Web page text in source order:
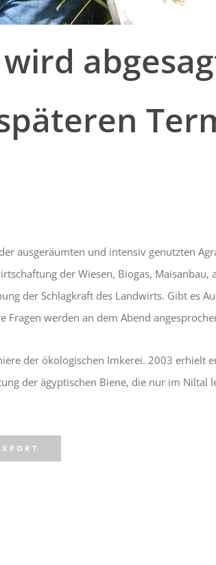
ausgeräumten und intensiv genutzten
der Wiesen, Biogas,
der Schlagkraft des Landwirts. Gibt es
Fragen werden an dem Abend
der ökologischen Imkerei. 2003
der ägyptischen Biene, die nur im